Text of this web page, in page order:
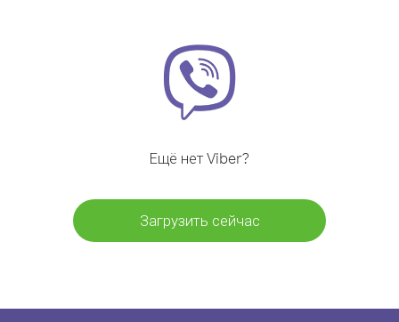
Ещё нет Viber?
Загрузить сейчас